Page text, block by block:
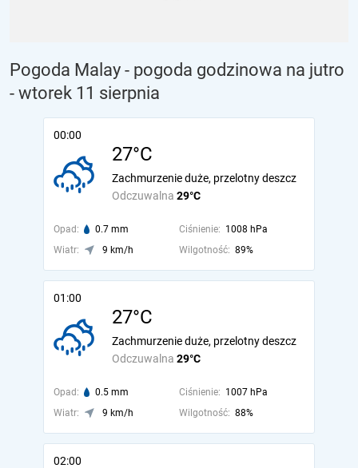
Pogoda Malay - pogoda godzinowa na jutro
- wtorek 11 sierpnia
00:00
27°C
Odczuwalna 29°C
Zachmurzenie duże, przelotny deszcz
Opad: 0.7 mm Ciśnienie: 1008 hPa
Wiatr:
9 km/h Wilgotność: 89%
01:00
27°C
Odczuwalna 29°C
Zachmurzenie duże, przelotny deszcz
Opad: 0.5 mm Ciśnienie: 1007 hPa
Wiatr:
9 km/h Wilgotność: 88%
02:00